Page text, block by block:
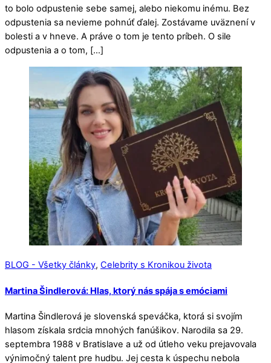
to bolo odpustenie sebe samej, alebo niekomu inému. Bez
odpustenia sa nevieme pohnúť ďalej. Zostávame uväznení v
bolesti a v hneve. A práve o tom je tento príbeh. O sile
odpustenia a o tom, […]
BLOG - Všetky články, Celebrity s Kronikou života
Martina Šindlerová: Hlas, ktorý nás spája s emóciami
Martina Šindlerová je slovenská speváčka, ktorá si svojím
hlasom získala srdcia mnohých fanúšikov. Narodila sa 29.
septembra 1988 v Bratislave a už od útleho veku prejavovala
výnimočný talent pre hudbu. Jej cesta k úspechu nebola